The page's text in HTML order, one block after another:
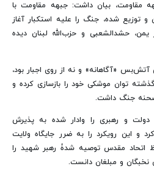
مقاومت، بیان داشت: جبهه مقاومت با
توزیع شده، جنگ را علیه استکبار آغاز
حشدالشعبی و حزب‌الله لبنان دیده
آتش‌بس «آگاهانه» و نه از روی اجبار بود،
توان موشکی خود را بازسازی کرده و
صحنه جنگ داشت.
و رهبری را وادار شده به پذیرش
و این رویکرد را به ضرر جایگاه ولایت
اتحاد مقدس توصیه شدهٔ رهبر شهید را
و مبلغان دانست.